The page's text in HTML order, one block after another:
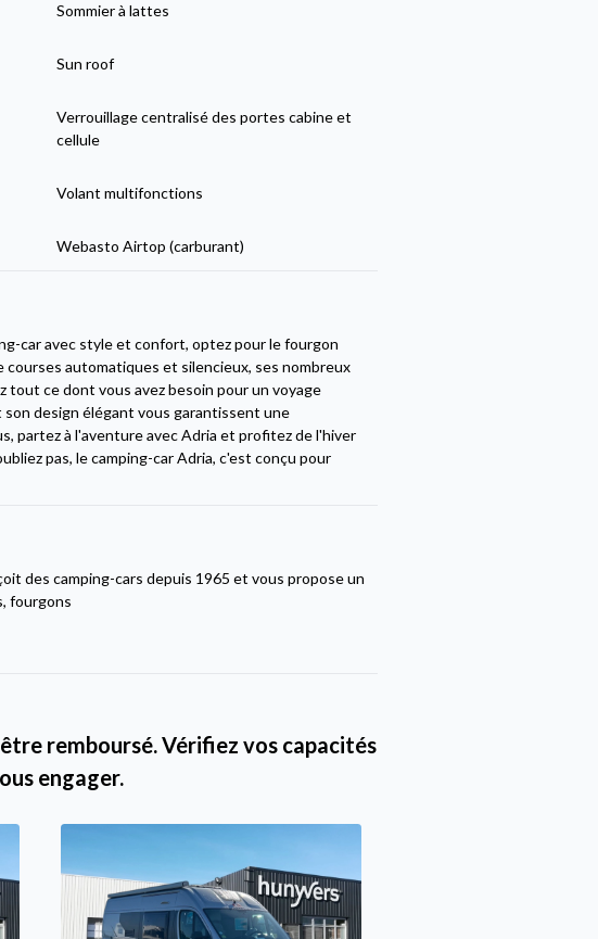
Sommier à lattes
Sun roof
Verrouillage centralisé des portes cabine et
cellule
Volant multifonctions
Webasto Airtop (carburant)
car avec style et confort, optez pour le fourgon
automatiques et silencieux, ses nombreux
tout ce dont vous avez besoin pour un voyage
design élégant vous garantissent une
partez à l'aventure avec Adria et profitez de l'hiver
pas, le camping-car Adria, c'est conçu pour
des camping-cars depuis 1965 et vous propose un
fourgons
remboursé. Vérifiez vos capacités
engager.